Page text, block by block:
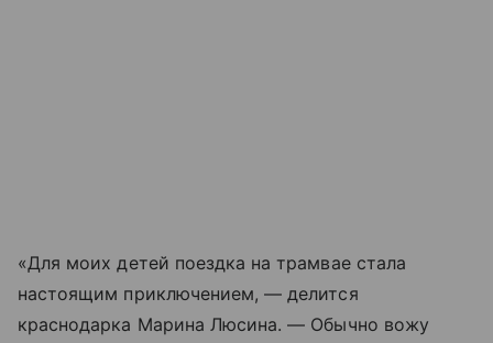
«Для моих детей поездка на трамвае стала
настоящим приключением, — делится
краснодарка Марина Люсина. — Обычно вожу